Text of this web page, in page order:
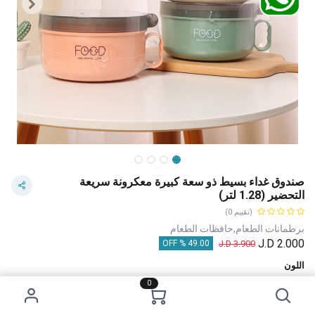
0
صندوق غداء بسيط ذو سعة كبيرة معكرونة سريعة
التحضير (1.28 لتر)
(تقييم 0)
برطمانات الطعام,حافظات الطعام
2.000
3.900
J.D
49.00 % OFF
اللون